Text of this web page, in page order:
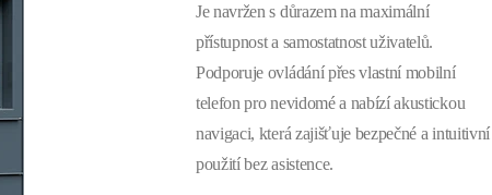
Je navržen s důrazem na maximální
přístupnost a samostatnost uživatelů.
Podporuje ovládání přes vlastní mobilní
telefon pro nevidomé a nabízí akustickou
navigaci, která zajišťuje bezpečné a intuitivní
použití bez asistence.